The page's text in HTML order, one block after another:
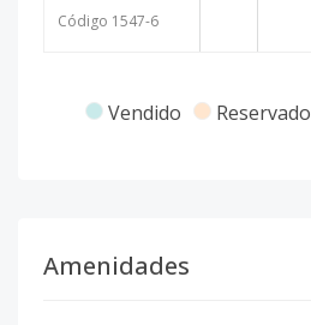
Código 1547-6
Vendido Reservado
Amenidades